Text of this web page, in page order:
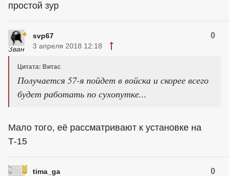
простой зур
svp67 0
3 апреля 2018 12:18
Цитата: Витас
Получается 57-я пойдет в войска и скорее всего
будет работать по сухопутке...
Мало того, её рассматривают к установке на
Т-15
tima_ga 0